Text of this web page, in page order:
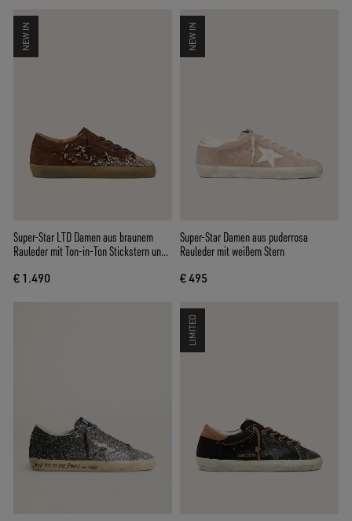
NEW IN
Super-Star LTD Damen aus braunem
Rauleder mit Ton-in-Ton Stickstern und
€ 1.490
NEW IN
Super-Star Damen aus puderrosa
Rauleder mit weißem Stern
€ 495
LIMITED